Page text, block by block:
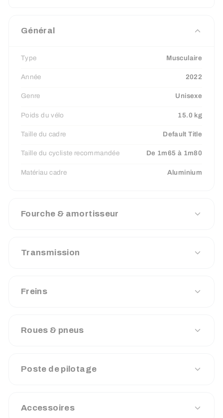
Général
Type Musculaire
Année 2022
Genre Unisexe
Poids du vélo 15.0 kg
Taille du cadre Default Title
Taille du cycliste recommandée De 1m65 à 1m80
Matériau cadre Aluminium
Fourche & amortisseur
Transmission
Freins
Roues & pneus
Poste de pilotage
Accessoires